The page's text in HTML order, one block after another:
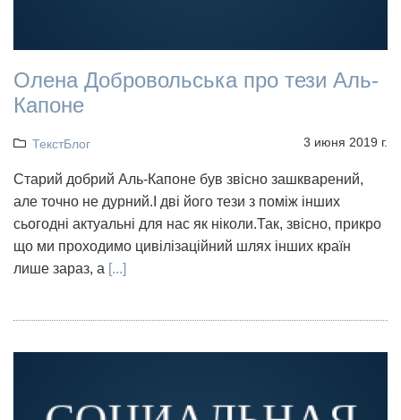
Олена Добровольська про тези Аль-
Капоне
ТекстБлог 3 июня 2019 г.
Старий добрий Аль-Капоне був звісно зашкварений,
але точно не дурний.І дві його тези з поміж інших
сьогодні актуальні для нас як ніколи.Так, звісно, прикро
що ми проходимо цивілізаційний шлях інших країн
лише зараз, а [...]